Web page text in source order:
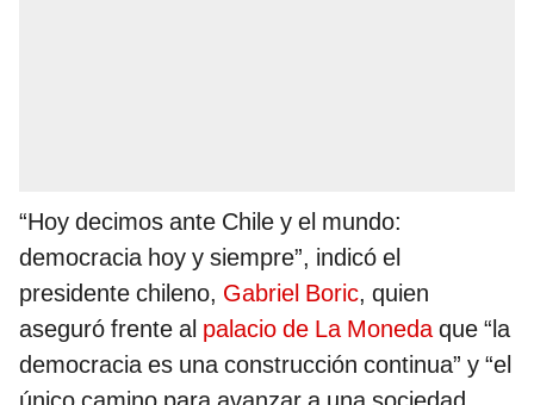
“Hoy decimos ante Chile y el mundo:
democracia hoy y siempre”, indicó el
presidente chileno, Gabriel Boric, quien
aseguró frente al palacio de La Monedaque “la
democracia es una construcción continua” y “el